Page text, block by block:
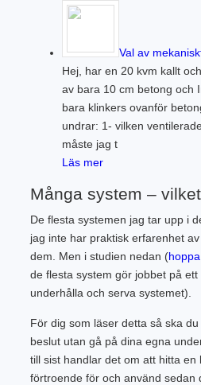
Val av
Hej, har en 20 kvm kallt
av bara 10 cm betong och
bara klinkers ovanför
undrar: 1- vilken
måste jag t
Läs mer
Många system –
De flesta systemen jag tar upp i
jag inte har praktisk erfarenhet
dem. Men i studien nedan (
de flesta system gör jobbet på
underhålla och serva systemet).
För dig som läser detta så ska
beslut utan gå på dina egna
till sist handlar det om att hitta
förtroende för och använd sedan